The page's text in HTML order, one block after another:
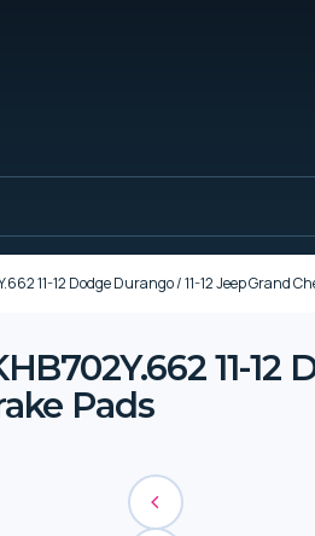
11-12 Dodge Durango / 11-12 Jeep Grand
11-12
Pads